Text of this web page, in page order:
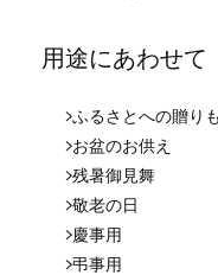
用途にあわせて
ふるさとへの贈り
お盆のお供え
残暑御見舞
敬老の日
慶事用
弔事用